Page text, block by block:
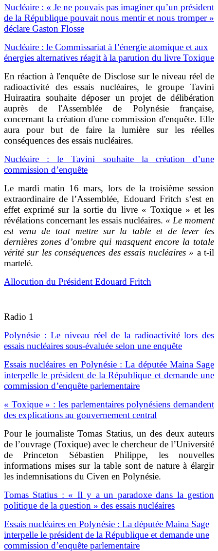
Nucléaire : « Je ne pouvais pas imaginer qu’un président
de la République pouvait nous mentir et nous tromper »
déclare Gaston Flosse
Nucléaire : le Commissariat à l’énergie atomique et aux
énergies alternatives réagit à la parution du livre Toxique
En réaction à l'enquête de Disclose sur le niveau réel de
radioactivité des essais nucléaires, le groupe Tavini
Huiraatira souhaite déposer un projet de délibération
auprès de l'Assemblée de Polynésie française,
concernant la création d'une commission d'enquête. Elle
aura pour but de faire la lumière sur les réelles
conséquences des essais nucléaires.
Nucléaire : le Tavini souhaite la création d’une
commission d’enquête
Le mardi matin 16 mars, lors de la troisième session
extraordinaire de l’Assemblée, Edouard Fritch s’est en
effet exprimé sur la sortie du livre « Toxique » et les
révélations concernant les essais nucléaires. « Le moment
est venu de tout mettre sur la table et de lever les
dernières zones d’ombre qui masquent encore la totale
vérité sur les conséquences des essais nucléaires » a t-il
martelé.
Allocution du Président Edouard Fritch
Radio 1
Polynésie : Le niveau réel de la radioactivité lors des
essais nucléaires sous-évaluée selon une enquête
Essais nucléaires en Polynésie : La députée Maina Sage
interpelle le président de la République et demande une
commission d’enquête parlementaire
« Toxique » : les parlementaires polynésiens demandent
des explications au gouvernement central
Pour le journaliste Tomas Statius, un des deux auteurs
de l’ouvrage (Toxique) avec le chercheur de l’Université
de Princeton Sébastien Philippe, les nouvelles
informations mises sur la table sont de nature à élargir
les indemnisations du Civen en Polynésie.
Tomas Statius : « Il y a un paradoxe dans la gestion
politique de la question » des essais nucléaires
Essais nucléaires en Polynésie : La députée Maina Sage
interpelle le président de la République et demande une
commission d’enquête parlementaire